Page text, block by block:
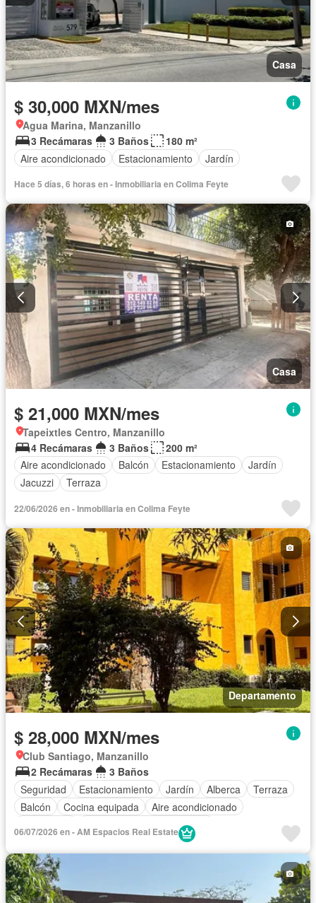
Casa
$ 30,000 MXN/mes
Agua Marina, Manzanillo
3 Recámaras
3 Baños
180 m²
Aire acondicionado
Estacionamiento Jardín
Hace 5 días, 6 horas en - Inmobiliaria en Colima Feyte
Casa
$ 21,000 MXN/mes
Tapeixtles Centro, Manzanillo
4 Recámaras
3 Baños
200 m²
Aire acondicionado
Balcón Estacionamiento
Jardín
Jacuzzi
Terraza
22/06/2026 en - Inmobiliaria en Colima Feyte
Departamento
$ 28,000 MXN/mes
Club Santiago, Manzanillo
2 Recámaras
3 Baños
Seguridad
Estacionamiento Jardín Alberca
Terraza
Balcón
Cocina equipada
Aire acondicionado
Completamente amueblado
06/07/2026 en - AM Espacios Real Estate